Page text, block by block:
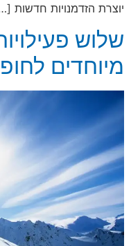
יוצרת הזדמנויות חדשות
שלוש
מיוחדים